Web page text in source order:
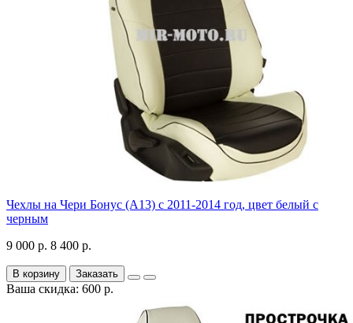
Чехлы на Чери Бонус (A13) c 2011-2014 год, цвет белый с
черным
9 000 р. 8 400 р.
В корзину Заказать
Ваша скидка: 600 р.